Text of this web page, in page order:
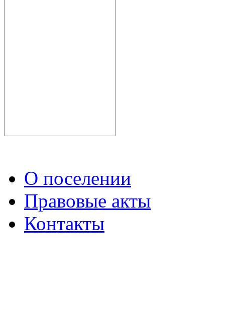
О поселении
Правовые акты
Контакты